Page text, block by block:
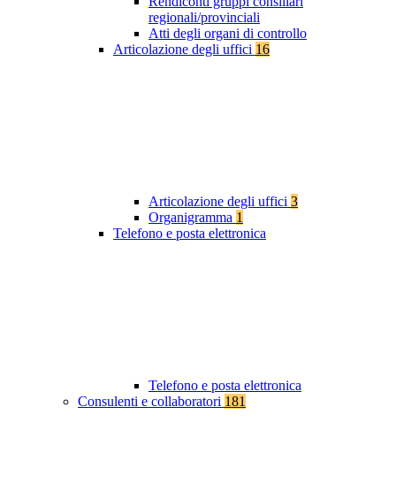
regionali/provinciali
Atti degli organi di controllo
Articolazione degli uffici 16
Articolazione degli uffici 3
Organigramma 1
Telefono e posta elettronica
Telefono e posta elettronica
Consulenti e collaboratori 181